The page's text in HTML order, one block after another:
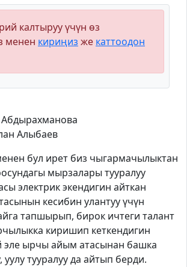
калтыруу үчүн өз
менен кириңиз же каттоодон
Абдырахманова
Алыбаев
бул ирет биз чыгармачылыктан
мырзалары тууралуу
электрик экендигин айткан
кесибин улантуу үчүн
тапшырып, бирок ичтеги талант
киришип кеткендигин
эле ырчы айым атасынан башка
тууралуу да айтып берди.